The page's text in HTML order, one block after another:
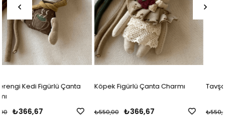
Köpek Figürlü Çanta Charmı
₺550,00
Tavşan Figürlü Çanta Charmı
₺550,00